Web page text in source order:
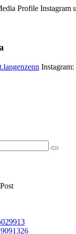
Instagram: